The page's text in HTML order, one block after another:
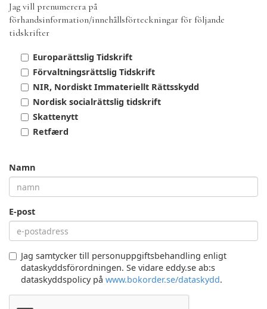
Jag vill prenumerera på
förhandsinformation/innehållsförteckningar för följande
tidskrifter
Europarättslig Tidskrift
Förvaltningsrättslig Tidskrift
NIR, Nordiskt Immateriellt Rättsskydd
Nordisk socialrättslig tidskrift
Skattenytt
Retfærd
Namn
E-post
Jag samtycker till personuppgiftsbehandling enligt
dataskyddsförordningen. Se vidare eddy.se ab:s
dataskyddspolicy på www.bokorder.se/dataskydd.